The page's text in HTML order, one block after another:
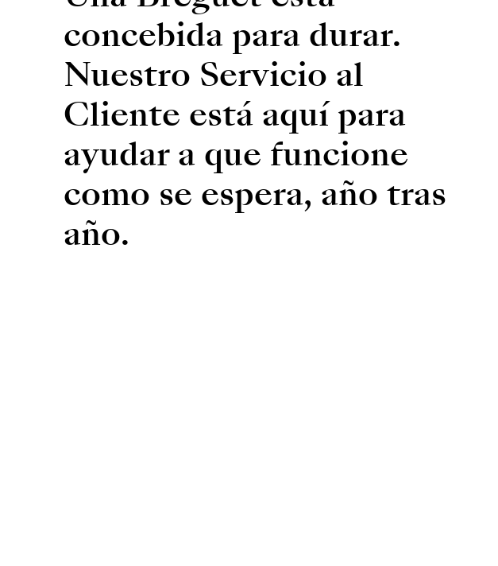
concebida para durar.
Nuestro Servicio al
Cliente está aquí para
ayudar a que funcione
como se espera, año tras
año.